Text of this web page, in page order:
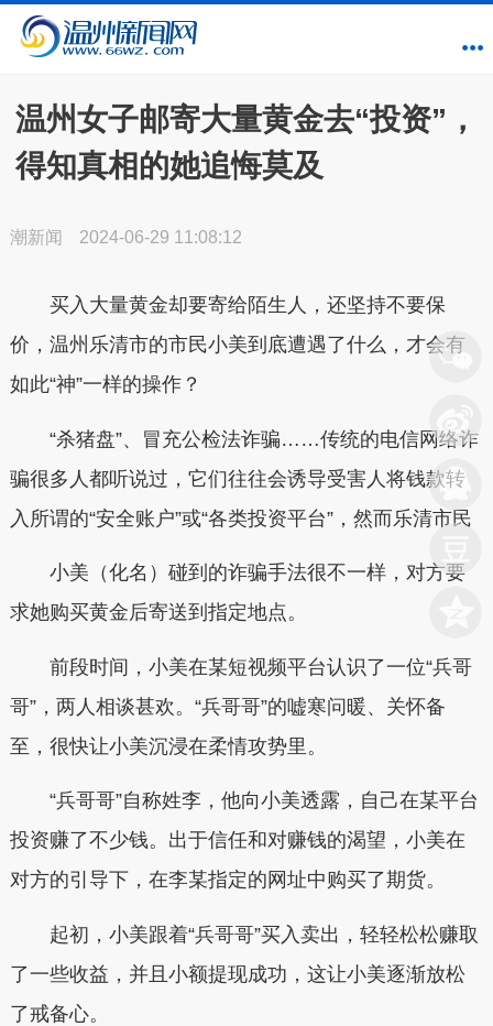
温州女子邮寄大量黄金去“投资”，
得知真相的她追悔莫及
潮新闻 2024-06-29 11:08:12
买入大量黄金却要寄给陌生人，还坚持不要保
价，温州乐清市的市民小美到底遭遇了什么，才会有
如此“神”一样的操作？
“杀猪盘”、冒充公检法诈骗……传统的电信网络诈
骗很多人都听说过，它们往往会诱导受害人将钱款转
入所谓的“安全账户”或“各类投资平台”，然而乐清市民
小美（化名）碰到的诈骗手法很不一样，对方要
求她购买黄金后寄送到指定地点。
前段时间，小美在某短视频平台认识了一位“兵哥
哥”，两人相谈甚欢。“兵哥哥”的嘘寒问暖、关怀备
至，很快让小美沉浸在柔情攻势里。
“兵哥哥”自称姓李，他向小美透露，自己在某平台
投资赚了不少钱。出于信任和对赚钱的渴望，小美在
对方的引导下，在李某指定的网址中购买了期货。
起初，小美跟着“兵哥哥”买入卖出，轻轻松松赚取
了一些收益，并且小额提现成功，这让小美逐渐放松
了戒备心。